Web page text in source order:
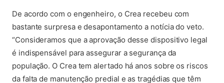
De acordo com o engenheiro, o Crea recebeu com
bastante surpresa e desapontamento a notícia do veto.
“Consideramos que a aprovação desse dispositivo legal
é indispensável para assegurar a segurança da
população. O Crea tem alertado há anos sobre os riscos
da falta de manutenção predial e as tragédias que têm